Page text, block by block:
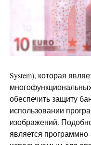
System), которая
обеспечить защиту
использовании
изображений.
является